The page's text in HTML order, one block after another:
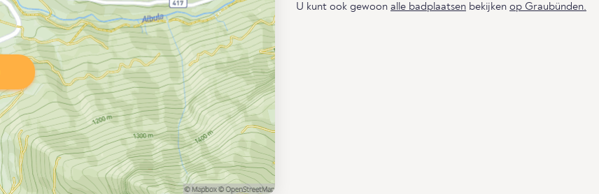
U kunt ook gewoon alle badplaatsen bekijken op Graubünden.